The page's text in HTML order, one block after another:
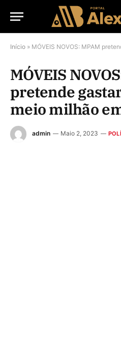
Início » MÓVEIS NOVOS: MPAM pretende
MÓVEIS
pretende
meio milhão
admin Maio 2, 2023